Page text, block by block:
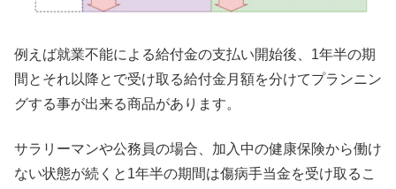
例えば就業不能による給付金の支払い開始後、1年半の期
間とそれ以降とで受け取る給付金月額を分けてプランニン
グする事が出来る商品があります。
サラリーマンや公務員の場合、加入中の健康保険から働け
ない状態が続くと1年半の期間は傷病手当金を受け取るこ